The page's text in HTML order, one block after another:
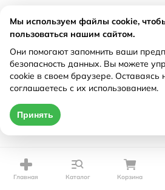
Главная Каталог Корзина
Мы используем файлы cookie,
пользоваться нашим сайтом.
Они помогают запомнить ваши
безопасность данных. Вы можете
cookie в своем браузере. Оставаясь
соглашаетесь с их использованием.
Принять